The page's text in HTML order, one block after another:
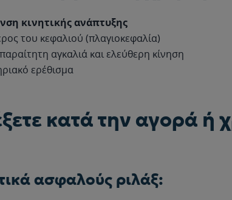
κινητικής ανάπτυξης
του κεφαλιού (πλαγιοκεφαλία)
αγκαλιά και ελεύθερη κίνηση
ερέθισμα
κατά την αγορά ή
ασφαλούς ριλάξ: